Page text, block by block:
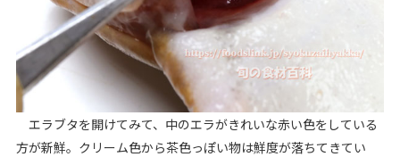
エラブタを開けてみて、中のエラがきれいな赤い色をしている
方が新鮮。クリーム色から茶色っぽい物は鮮度が落ちてきてい